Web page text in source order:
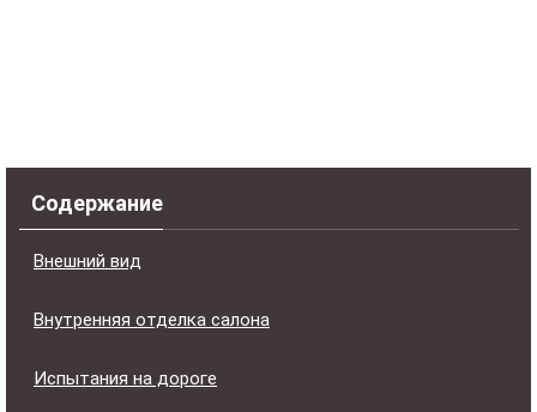
Содержание
Внешний вид
Внутренняя отделка салона
Испытания на дороге